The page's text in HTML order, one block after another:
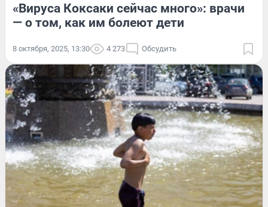
«Вируса Коксаки сейчас много»: врачи
— о том, как им болеют дети
8 октября, 2025, 13:30 4 273 Обсудить